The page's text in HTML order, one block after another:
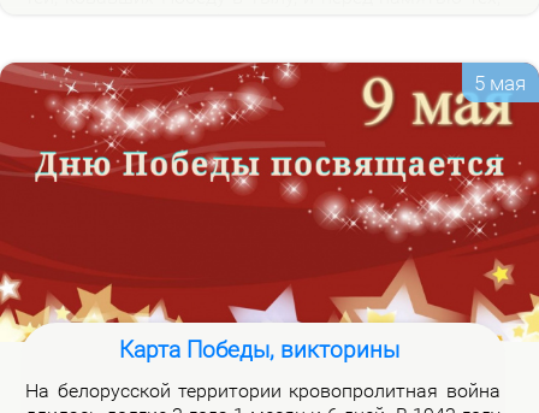
ям.
5 мая
Карта Победы, викторины
На бе­ло­рус­ской тер­ри­то­рии кро­во­про­лит­ная вой­на